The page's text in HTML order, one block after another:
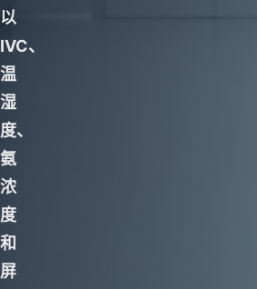
以
IVC、
温
湿
度、
氨
浓
度
和
屏